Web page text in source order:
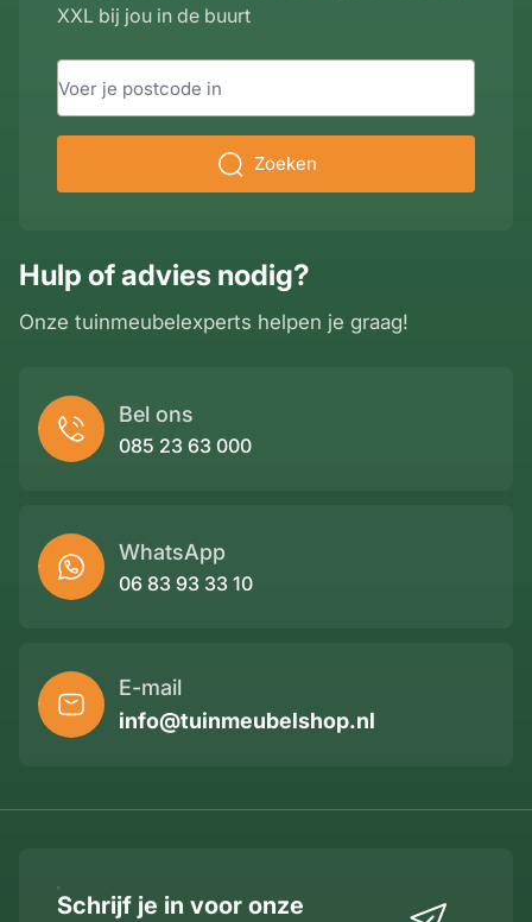
Hulp of advies nodig?
Onze tuinmeubelexperts helpen je graag!
Bel ons
085 23 63 000
WhatsApp
06 83 93 33 10
E-mail
info@tuinmeubelshop.nl
XXL bij jou in de buurt
Zoeken
Schrijf je in voor onze